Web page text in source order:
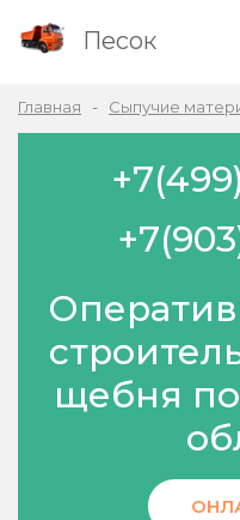
Песок
Главная Сыпучие
щебня